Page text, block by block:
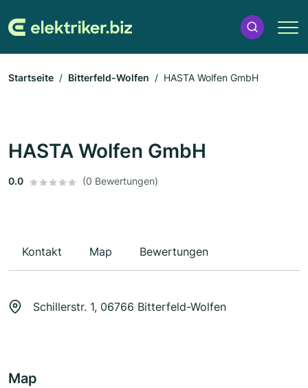
Startseite Bitterfeld-Wolfen HASTA Wolfen GmbH
HASTA Wolfen GmbH
0.0 (0 Bewertungen)
Kontakt Map Bewertungen
Schillerstr. 1, 06766 Bitterfeld-Wolfen
Map